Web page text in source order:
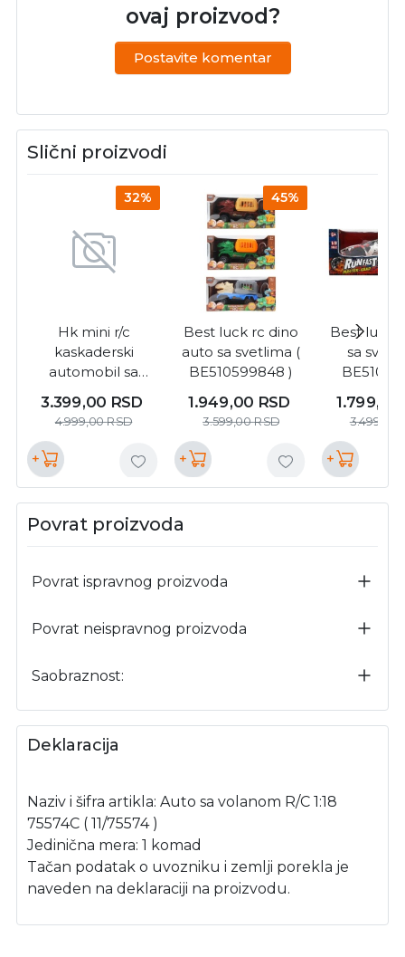
ovaj proizvod?
Postavite komentar
Slični proizvodi
32%
Hk mini r/c
kaskaderski
automobil sa
A086998 )
3.399,00 RSD
4.999,00RSD
+
45%
Best luck rc dino
auto sa svetlima (
BE510599848 )
1.949,00 RSD
3.599,00RSD
+
Best luck
sa
1.799,00
3.499,00
+
Povrat proizvoda
Povrat ispravnog proizvoda
Povrat neispravnog proizvoda
Saobraznost:
Deklaracija
Naziv i šifra artikla: Auto sa volanom R/C 1:18
75574C ( 11/75574 )
Jedinična mera: 1 komad
Tačan podatak o uvozniku i zemlji porekla je
naveden na deklaraciji na proizvodu.